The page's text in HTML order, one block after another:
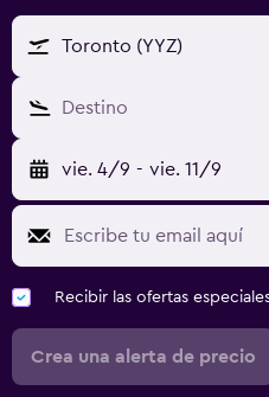
Toronto (YYZ)
Destino
vie. 4/9 - vie. 11/9
Recibir las ofertas
Crea una alerta de precio